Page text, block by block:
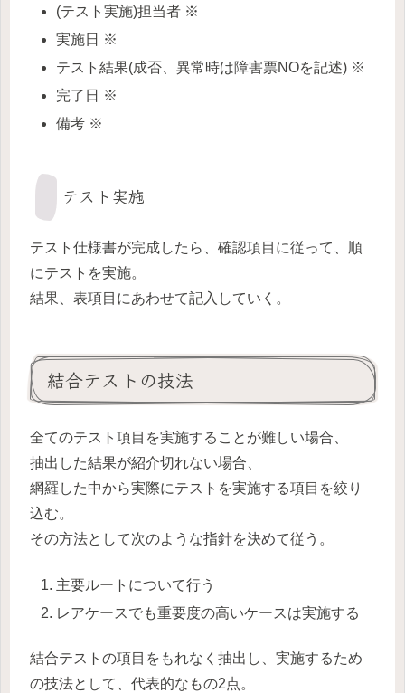
(テスト実施)担当者 ※
実施日 ※
テスト結果(成否、異常時は障害票NOを記述) ※
完了日 ※
備考 ※
テスト実施
テスト仕様書が完成したら、確認項目に従って、順
にテストを実施。
結果、表項目にあわせて記入していく。
結合テストの技法
全てのテスト項目を実施することが難しい場合、
抽出した結果が紹介切れない場合、
網羅した中から実際にテストを実施する項目を絞り
込む。
その方法として次のような指針を決めて従う。
主要ルートについて行う
レアケースでも重要度の高いケースは実施する
結合テストの項目をもれなく抽出し、実施するため
の技法として、代表的なもの2点。